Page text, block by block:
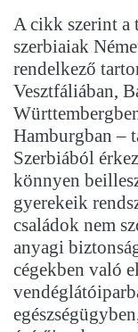
A cikk szerint a
szerbiaiak
rendelkező
Vesztfáliában,
Hamburgban –
Szerbiából
könnyen
gyerekeik
családok nem
anyagi
cégekben való